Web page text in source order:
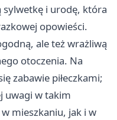
sylwetkę i urodę, która
opowieści.
ale też wrażliwą
otoczenia. Na
zabawie piłeczkami;
uwagi w takim
mieszkaniu, jak i w